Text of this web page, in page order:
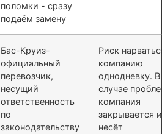
поломки - сразу
подаём замену
Бас-Круиз-
официальный
перевозчик,
несущий
ответственность
по
законодательству
Риск
компанию
однодневку. В
случае
компания
закрывается
несёт